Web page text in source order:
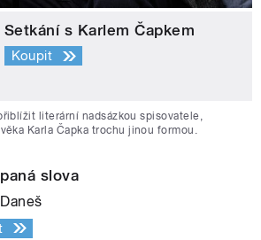
Setkání s Karlem Čapkem
Koupit
literární nadsázkou spisovatele,
Karla Čapka trochu jinou formou.
slova